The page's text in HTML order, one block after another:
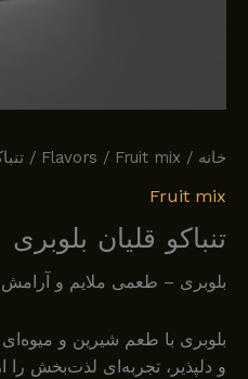
خانه/
Flavors/Fruit mix
/
Fruit mix
تنباکو قلیان بلوبری
بلوبری – طعمی ملایم و
بلوبری با طعم شیرین و میوه‌ای
و دلپذیر، تجربه‌ای لذت‌بخش را